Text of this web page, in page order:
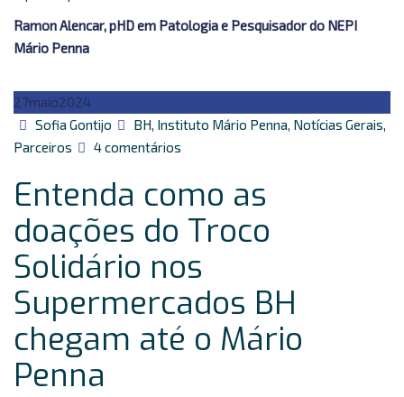
Ramon Alencar, pHD em Patologia e Pesquisador do NEPI
Mário Penna
27maio2024
Autor
Sofia Gontijo Categorias
BH, Instituto Mário Penna, Notícias Gerais,
Parceiros
4 comentários
como
doações
do
Troco
Solidário
nos
Supermercados
Entenda como as
doações do Troco
Solidário nos
Supermercados BH
chegam até o Mário
Penna